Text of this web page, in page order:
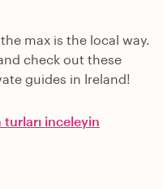
max is the local way.
check out these
guides in Ireland!
inceleyin